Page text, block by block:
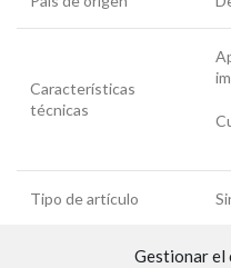
Gestionar el
Características
técnicas
Tipo de artículo